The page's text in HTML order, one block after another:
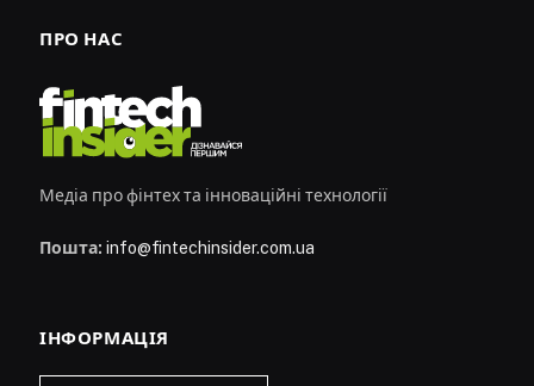
ПРО НАС
Медіа про фінтех та інноваційні технології
Пошта: info@fintechinsider.com.ua
ІНФОРМАЦІЯ